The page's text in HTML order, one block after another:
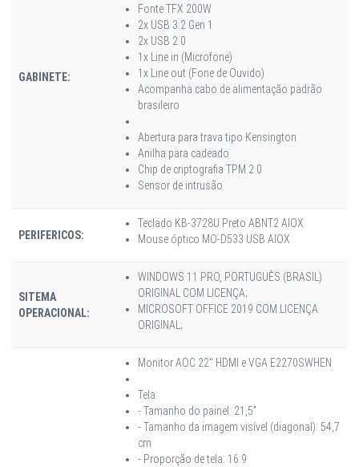
GABINETE:
Fonte TFX 200W
2x USB 3.2 Gen 1
2x USB 2.0
1x Line in (Microfone)
1x Line out (Fone de Ouvido)
Acompanha cabo de alimentação padrão
brasileiro
Abertura para trava tipo Kensington
Anilha para cadeado
Chip de criptografia TPM 2.0
Sensor de intrusão
PERIFERICOS:
Teclado KB-3728U Preto ABNT2 AIOX
Mouse óptico MO-D533 USB AIOX
SITEMA
OPERACIONAL:
WINDOWS 11 PRO, PORTUGUÊS (BRASIL)
ORIGINAL COM LICENÇA;
MICROSOFT OFFICE 2019 COM LICENÇA
ORIGINAL;
Monitor AOC 22" HDMI e VGA E2270SWHEN
Tela:
- Tamanho do painel: 21,5”
- Tamanho da imagem visível (diagonal): 54,7
cm
- Proporção de tela: 16:9